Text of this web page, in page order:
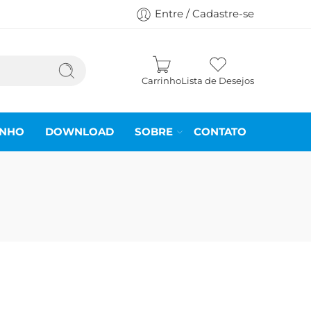
Entre / Cadastre-se
CarrinhoLista de Desejos
DOWNLOAD SOBRE CONTATO